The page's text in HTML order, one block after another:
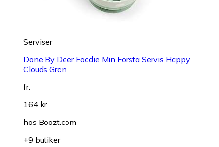
Serviser
Done By Deer Foodie Min Första Servis Happy
Clouds Grön
fr.
164 kr
hos Boozt.com
+9 butiker